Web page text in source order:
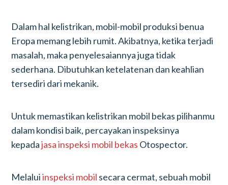
Dalam hal kelistrikan, mobil-mobil produksi benua
Eropa memang lebih rumit. Akibatnya, ketika terjadi
masalah, maka penyelesaiannya juga tidak
sederhana. Dibutuhkan ketelatenan dan keahlian
tersediri dari mekanik.
Untuk memastikan kelistrikan mobil bekas pilihanmu
dalam kondisi baik, percayakan inspeksinya
kepadajasa inspeksi mobil bekas Otospector.
Melaluiinspeksi mobil secara cermat, sebuah mobil